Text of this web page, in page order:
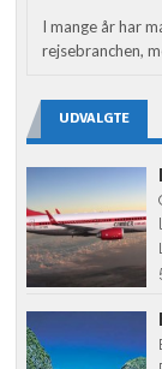
I mange år har
rejsebranchen,
UDVALGTE